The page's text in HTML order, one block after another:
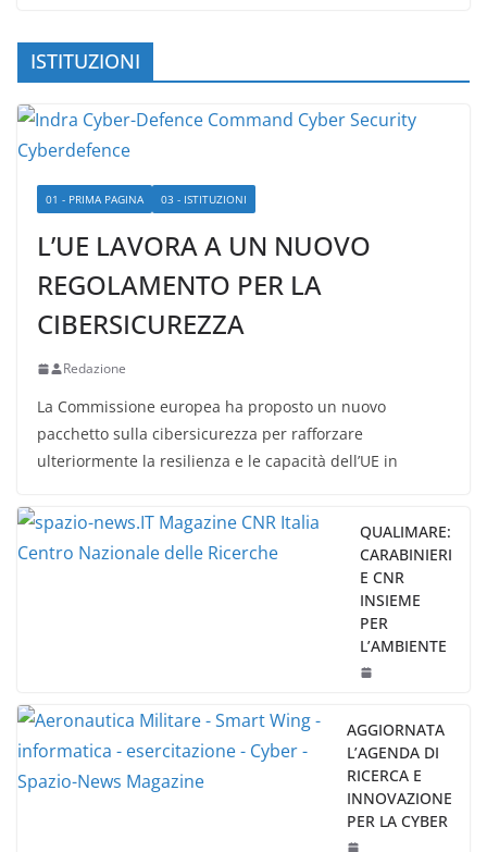
ISTITUZIONI
01 - PRIMA PAGINA 03 - ISTITUZIONI
L’UE LAVORA A UN NUOVO
REGOLAMENTO PER LA
CIBERSICUREZZA
Redazione
La Commissione europea ha proposto un nuovo
pacchetto sulla cibersicurezza per rafforzare
ulteriormente la resilienza e le capacità dell’UE in
QUALIMARE:
CARABINIERI
E CNR
INSIEME
PER
L’AMBIENTE
AGGIORNATA
L’AGENDA DI
RICERCA E
INNOVAZIONE
PER LA CYBER